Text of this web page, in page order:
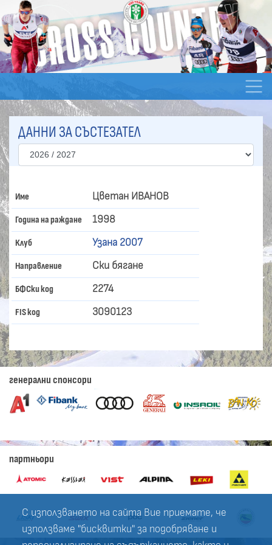
С използването на сайта Вие приемате, че
използваме "бисквитки" за подобряване и
ДАННИ ЗА СЪСТЕЗАТЕЛ
Име Цветан ИВАНОВ
Година на раждане 1998
Клуб Узана 2007
Направление Ски бягане
БФСки код 2274
FIS код 3090123
генерални спонсори
партньори